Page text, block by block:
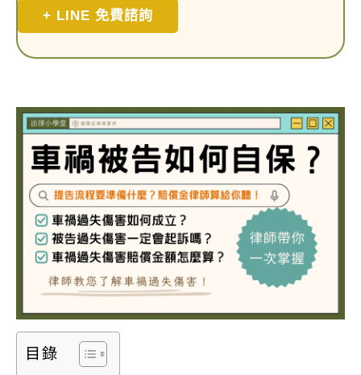
+ LINE 免費諮詢
目錄